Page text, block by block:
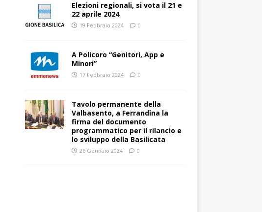
Elezioni regionali, si vota il 21 e
22 aprile 2024
19 Febbraio 2024 0
A Policoro “Genitori, App e
Minori”
17 Febbraio 2024 0
Tavolo permanente della
Valbasento, a Ferrandina la
firma del documento
programmatico per il rilancio e
lo sviluppo della Basilicata
26 Gennaio 2024 0